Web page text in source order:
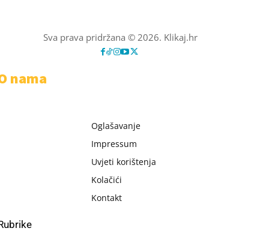
Sva prava pridržana © 2026. Klikaj.hr
nama
Oglašavanje
Impressum
Uvjeti korištenja
Kolačići
Kontakt